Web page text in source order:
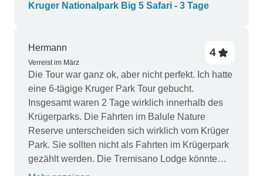
Kruger Nationalpark Big 5 Safari - 3 Tage
Hermann
Verreist im März
4
Die Tour war ganz ok, aber nicht perfekt. Ich hatte
eine 6-tägige Kruger Park Tour gebucht.
Insgesamt waren 2 Tage wirklich innerhalb des
Krügerparks. Die Fahrten im Balule Nature
Reserve unterscheiden sich wirklich vom Krüger
Park. Sie sollten nicht als Fahrten im Krügerpark
gezählt werden. Die Tremisano Lodge könnte
bessere Zeiten erlebt haben. Es gab einen